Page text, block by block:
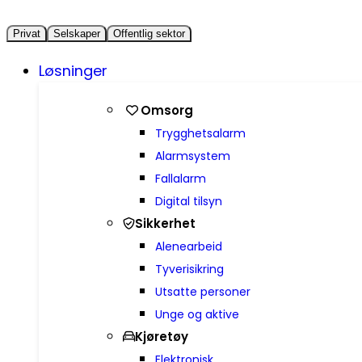
Privat Selskaper Offentlig sektor
Løsninger
Omsorg
Trygghetsalarm
Alarmsystem
Fallalarm
Digital tilsyn
Sikkerhet
Alenearbeid
Tyverisikring
Utsatte personer
Unge og aktive
Kjøretøy